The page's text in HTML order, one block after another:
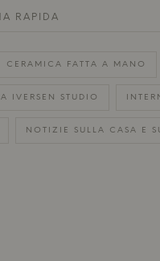
RAPIDA
CERAMICA FATTA A MANO
IVERSEN STUDIO
NOTIZIE SULLA CASA E